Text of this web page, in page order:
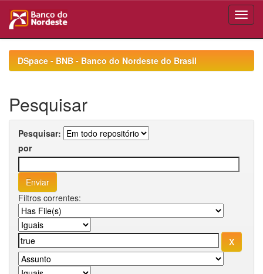
navigationDSpace - BNB - Banco do Nordeste do Brasil
Pesquisar
Pesquisar:
por
Filtros correntes: